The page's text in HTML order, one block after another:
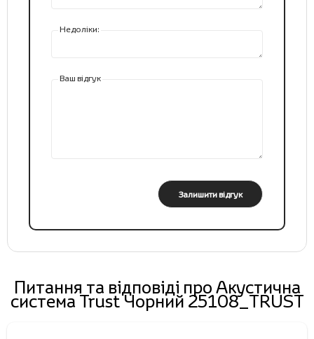
Недоліки:
Ваш відгук
Залишити відгук
Питання та відповіді про Акустична
система Trust Чорний 25108_TRUST